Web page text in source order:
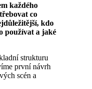
každého
co
kdo
používat a jaké
strukturu
první návrh
scén a